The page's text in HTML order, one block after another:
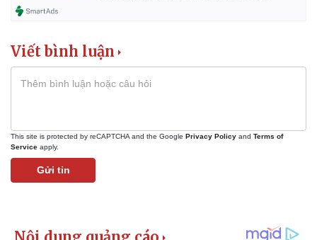
Viết bình luận
This site is protected by reCAPTCHA and the Google Privacy Policy and Terms of
Service apply.
Gửi tin